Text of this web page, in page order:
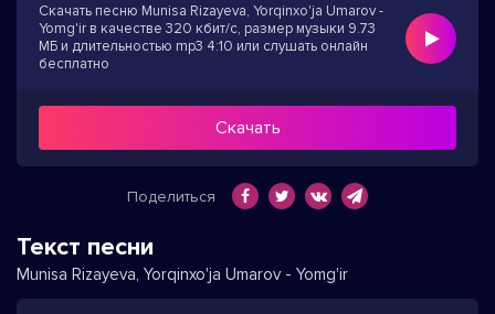
Скачать песню Munisa Rizayeva, Yorqinxo'ja Umarov -
Yomg'ir в качестве 320 кбит/с, размер музыки 9.73
МБ и длительностью mp3 4:10 или слушать онлайн
бесплатно
Скачать
Поделиться
Текст песни
Munisa Rizayeva, Yorqinxo'ja Umarov - Yomg'ir